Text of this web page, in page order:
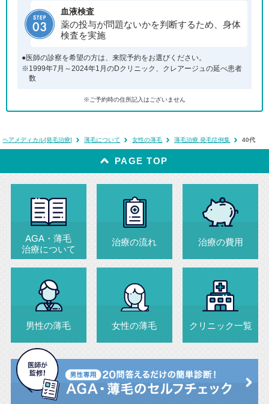
血液検査
薬の投与が問題ないかを判断するため、身体
検査を実施
●医師の診察を希望の方は、来院予約をお選びください。
※1999年7月～2024年1月のDクリニック、クレアージュの延べ患者
数
※ご予約時の住所記入はございません
ヘアメディカル[発毛治療] 薄毛について 女性の薄毛 薄毛治療 発毛症例集 40代
PAGE TOP
AGA・薄毛
治療について
治療の流れ 治療の費用
男性の薄毛 女性の薄毛 クリニック一覧